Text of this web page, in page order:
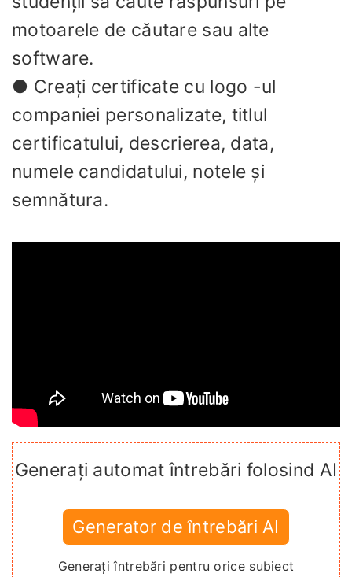
motoarele de căutare sau alte
software.
● Creați certificate cu logo -ul
companiei personalizate, titlul
certificatului, descrierea, data,
numele candidatului, notele și
semnătura.
Generați automat întrebări folosind AI
Generator de întrebări AI
Generați întrebări pentru orice subiect